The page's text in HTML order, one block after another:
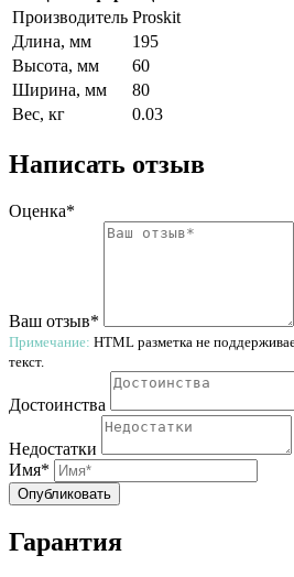
Производитель Proskit
Длина, мм
195
Высота, мм
60
Ширина, мм
80
Вес, кг
0.03
Написать отзыв
Оценка*
Ваш отзыв*
Примечание: HTML разметка не
текст.
Достоинства
Недостатки
Имя*
Опубликовать
Гарантия